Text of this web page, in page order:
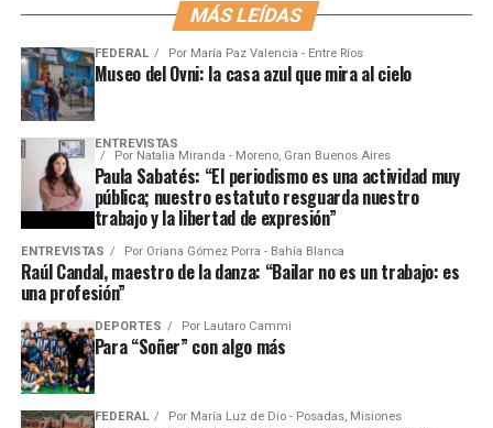
MÁS LEÍDAS
FEDERAL Por María Paz Valencia - Entre Ríos
Museo del Ovni: la casa azul que mira al cielo
ENTREVISTAS
Por Natalia Miranda - Moreno, Gran Buenos Aires
Paula Sabatés: “El periodismo es una actividad muy
pública; nuestro estatuto resguarda nuestro
trabajo y la libertad de expresión”
ENTREVISTAS Por Oriana Gómez Porra - Bahía Blanca
Raúl Candal, maestro de la danza: “Bailar no es un trabajo: es
una profesión”
DEPORTES Por Lautaro Cammi
Para “Soñer” con algo más
FEDERAL Por María Luz de Dio - Posadas, Misiones